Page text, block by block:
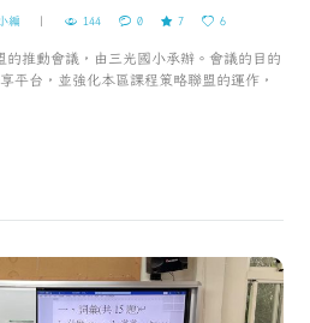
編 144 0 7 6
的推動會議，由三光國小承辦。會議的目的
平台，並強化本區課程策略聯盟的運作，